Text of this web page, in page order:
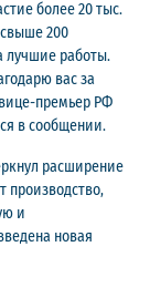
более 20 тыс.
200
лучшие работы.
вас за
премьер РФ
в сообщении.
расширение
производство,
и
новая